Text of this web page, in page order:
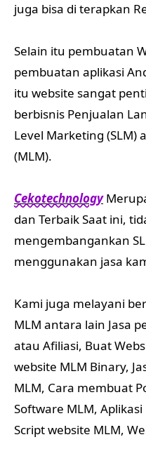
juga bisa di terapkan
Selain itu pembuatan
pembuatan aplikasi
itu website sangat
berbisnis Penjualan
Level Marketing (SLM)
(MLM).
Cekotechnology
dan Terbaik Saat ini,
mengembangankan
menggunakan jasa
Kami juga melayani
MLM antara lain Jasa
atau Afiliasi, Buat
website MLM Binary,
MLM, Cara membuat
Software MLM,
Script website MLM,